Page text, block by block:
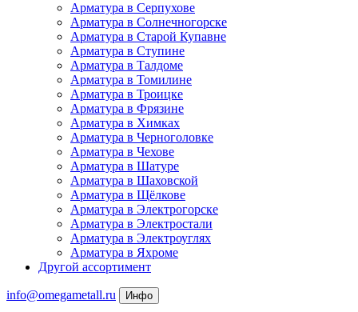
Арматура в Серпухове
Арматура в Солнечногорске
Арматура в Старой Купавне
Арматура в Ступине
Арматура в Талдоме
Арматура в Томилине
Арматура в Троицке
Арматура в Фрязине
Арматура в Химках
Арматура в Черноголовке
Арматура в Чехове
Арматура в Шатуре
Арматура в Шаховской
Арматура в Щёлкове
Арматура в Электрогорске
Арматура в Электростали
Арматура в Электроуглях
Арматура в Яхроме
Другой ассортимент
info@omegametall.ru Инфо